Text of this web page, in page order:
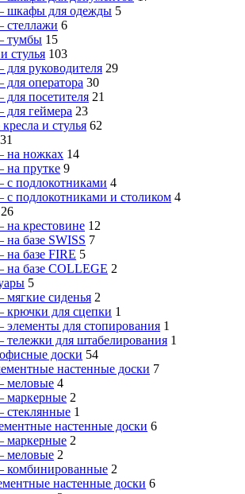
шкафы для одежды 5
6
тумбы 15
стулья 103
руководителя 29
оператора 30
посетителя 21
геймера 23
и стулья 62
31
ножках 14
прутке 9
подлокотниками 4
подлокотниками и столиком 4
26
крестовине 12
базе SWISS 7
базе FIRE 5
базе COLLEGE 2
5
сиденья 2
для сцепки 1
для стопирования 1
для штабелирования 1
доски 54
настенные доски 7
меловые 4
2
1
настенные доски 6
2
меловые 2
2
настенные доски 6